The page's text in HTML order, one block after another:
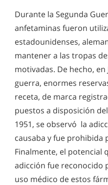
Durante la Segunda
anfetaminas fueron
estadounidenses,
mantener a las tropas
motivadas. De hecho, en
guerra, enormes
receta, de marca
puestos a disposición
1951, se observó la
causaba y fue prohibida
Finalmente, el potencial
adicción fue reconocido
uso médico de estos